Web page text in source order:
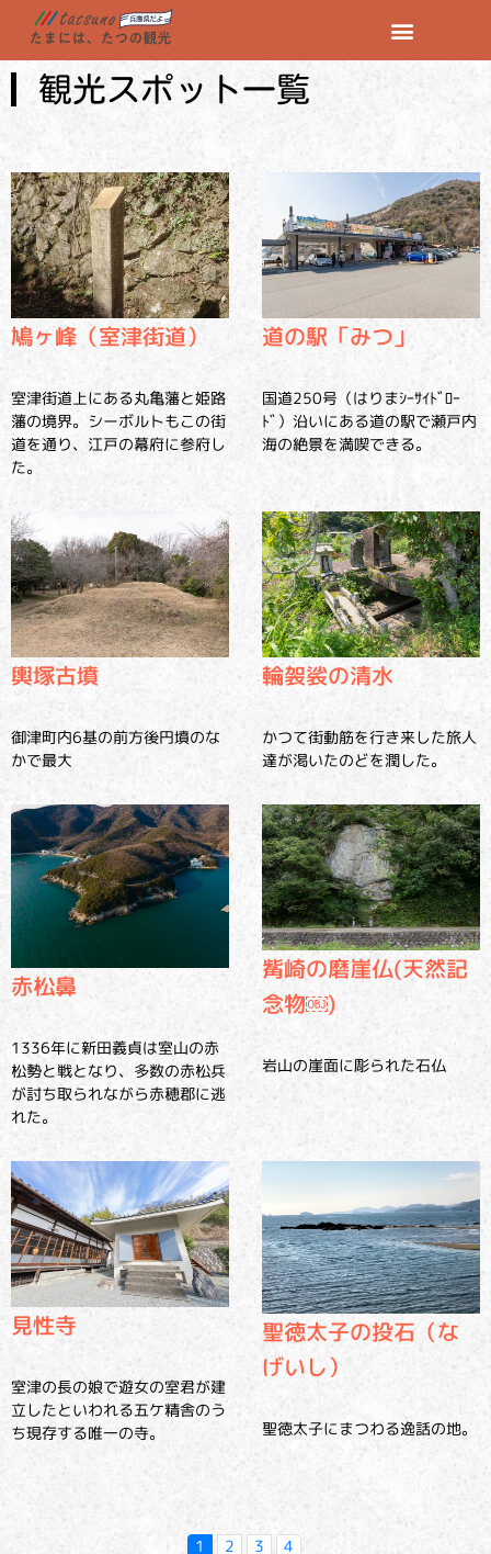
観光スポット一覧
鳩ヶ峰（室津街道）
室津街道上にある丸亀藩と姫路
藩の境界。シーボルトもこの街
道を通り、江戸の幕府に参府し
た。
道の駅「みつ」
国道250号（はりまｼｰｻｲﾄﾞﾛｰ
ﾄﾞ）沿いにある道の駅で瀬戸内
海の絶景を満喫できる。
輿塚古墳
御津町内6基の前方後円墳のな
かで最大
輪袈裟の清水
かつて街動筋を行き来した旅人
達が渇いたのどを潤した。
赤松鼻
1336年に新田義貞は室山の赤
松勢と戦となり、多数の赤松兵
が討ち取られながら赤穂郡に逃
れた。
觜崎の磨崖仏(天然記
念物￼)
岩山の崖面に彫られた石仏
見性寺
室津の長の娘で遊女の室君が建
立したといわれる五ケ精舎のう
ち現存する唯一の寺。
聖徳太子の投石（な
げいし）
聖徳太子にまつわる逸話の地。
1 2 3 4